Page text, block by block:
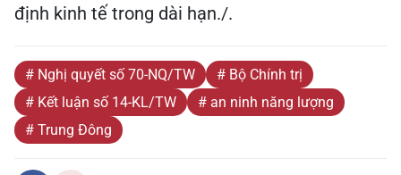
định kinh tế trong dài hạn./.
# Nghị quyết số 70-NQ/TW
# Bộ Chính trị
# Kết luận số 14-KL/TW
# an ninh năng lượng
# Trung Đông